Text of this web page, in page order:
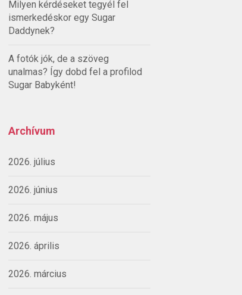
Milyen kérdéseket tegyél fel
ismerkedéskor egy Sugar
Daddynek?
A fotók jók, de a szöveg
unalmas? Így dobd fel a profilod
Sugar Babyként!
Archívum
2026. július
2026. június
2026. május
2026. április
2026. március